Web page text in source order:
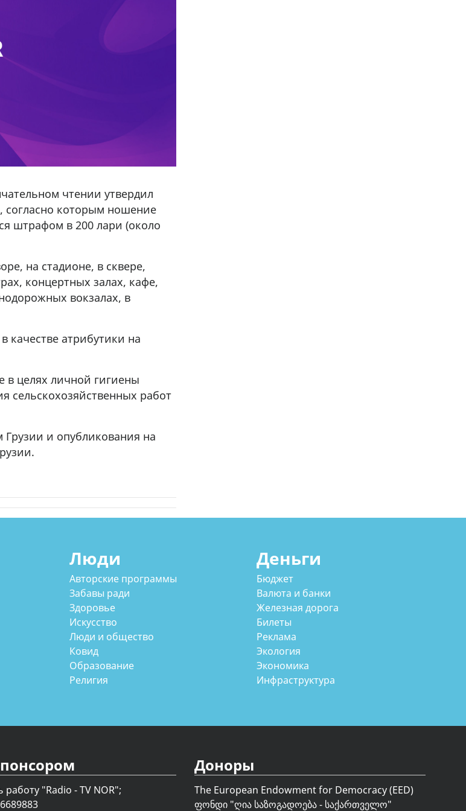
чтении утвердил
согласно которым ношение
штрафом в 200 лари (около
на стадионе, в сквере,
концертных залах, кафе,
вокзалах, в
качестве атрибутики на
целях личной гигиены
сельскохозяйственных работ
Грузии и опубликования на
Люди
Авторские программы
Забавы ради
Здоровье
Искусство
Люди и общество
Ковид
Образование
Религия
Деньги
Бюджет
Валюта и банки
Железная дорога
Билеты
Реклама
Экология
Экономика
Инфраструктура
"Radio - TV NOR";
Доноры
The European Endowment for Democracy (EED)
ფონდი "ღია საზოგადოება - საქართველო"